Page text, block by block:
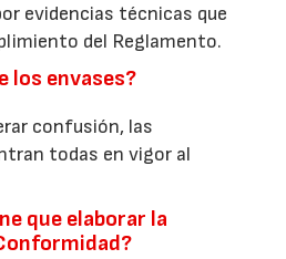
evidencias técnicas que
del Reglamento.
los envases?
confusión, las
todas en vigor al
que elaborar la